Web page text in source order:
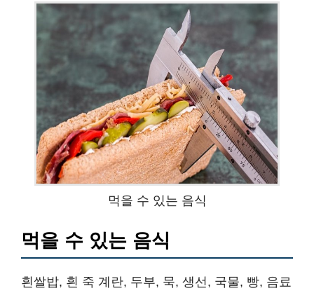
먹을 수 있는 음식
먹을 수 있는 음식
흰쌀밥, 흰 죽 계란, 두부, 묵, 생선, 국물, 빵, 음료